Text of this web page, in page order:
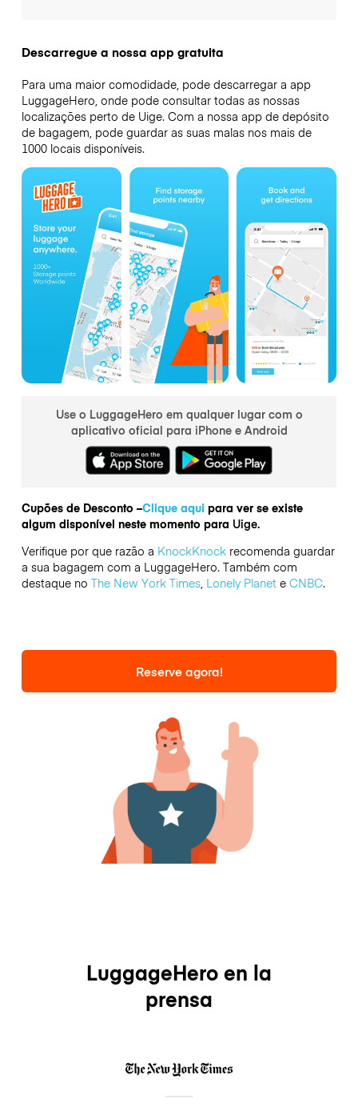
Descarregue a nossa app gratuita
Para uma maior comodidade, pode descarregar a app
LuggageHero, onde pode consultar todas as nossas
localizações perto de Uige. Com a nossa app de depósito
de bagagem, pode guardar as suas malas nos mais de
1000 locais disponíveis.
Use o LuggageHero em qualquer lugar com o
aplicativo oficial para iPhone e Android
Cupões de Desconto –Clique aqui para ver se existe
algum disponível neste momento para Uige.
Verifique por que razão a KnockKnockrecomenda guardar
a sua bagagem com a LuggageHero. Também com
destaque no The New York Times, Lonely Planete CNBC.
Reserve agora!
LuggageHero en la
prensa